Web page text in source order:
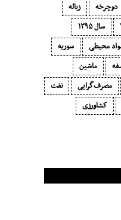
دوچرخه
زباله
سال ۱۳۹۵
محیطی
سوریه
ماشین
مصرف‌گرایی‬
نفت
کشاورزی